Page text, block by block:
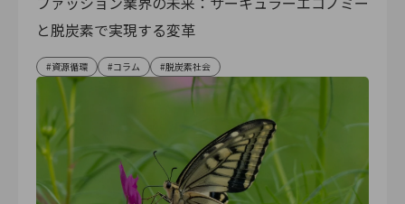
と脱炭素で実現する変革
資源循環 コラム 脱炭素社会